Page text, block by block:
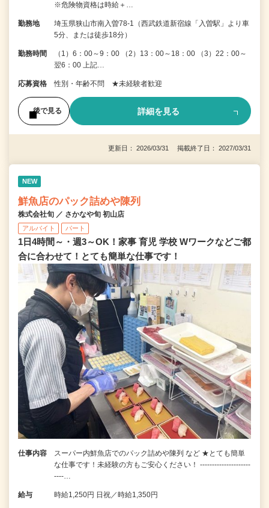
※危険物資格は時給＋…
勤務地
埼玉県狭山市南入曽78-1（西武鉄道新宿線「入曽駅」より車
5分、または徒歩18分）
勤務時間
（1）6：00～9：00 （2）13：00～18：00 （3）22：00～
翌6：00 上記…
応募資格 性別・年齢不問 ★未経験者歓迎
後で見る 詳細を見る
更新日： 2026/03/31 掲載終了日： 2027/03/31
NEW
鮮魚店のパック詰めや陳列
株式会社旬 ／ さかなや旬 初山店
アルバイト パート
1日4時間～・週3～OK！家事 育児 学校 Wワークなどご都
合に合わせて！とても簡単な仕事です！
仕事内容
スーパー内鮮魚店でのパック詰めや陳列 など ★とても簡単
な仕事です！未経験の方もご安心ください！ ---------------------
----…
給与 時給1,250円 日祝／時給1,350円